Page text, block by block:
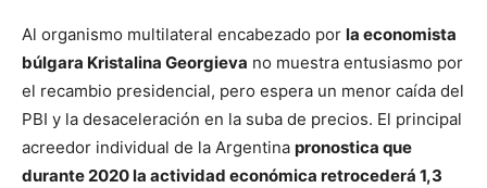
Al organismo multilateral encabezado por la economista
búlgara Kristalina Georgieva no muestra entusiasmo por
el recambio presidencial, pero espera un menor caída del
PBI y la desaceleración en la suba de precios. El principal
acreedor individual de la Argentina pronostica que
durante 2020 la actividad económica retrocederá 1,3